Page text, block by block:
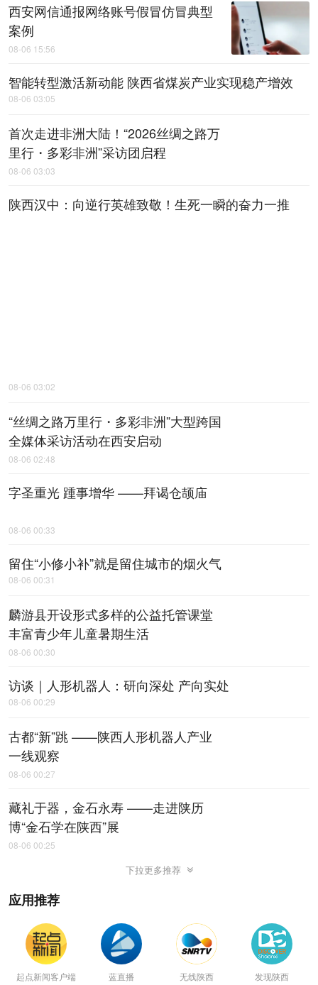
西安网信通报网络账号假冒仿冒典型
案例
08-06 15:56
智能转型激活新动能 陕西省煤炭产业实现稳产增效
08-06 03:05
首次走进非洲大陆！“2026丝绸之路万
里行・多彩非洲”采访团启程
08-06 03:03
陕西汉中：向逆行英雄致敬！生死一瞬的奋力一推
08-06 03:02
“丝绸之路万里行・多彩非洲”大型跨国
全媒体采访活动在西安启动
08-06 02:48
字圣重光 踵事增华 ——拜谒仓颉庙
08-06 00:33
留住“小修小补”就是留住城市的烟火气
08-06 00:31
麟游县开设形式多样的公益托管课堂
丰富青少年儿童暑期生活
08-06 00:30
访谈｜人形机器人：研向深处 产向实处
08-06 00:29
古都“新”跳 ——陕西人形机器人产业
一线观察
08-06 00:27
藏礼于器，金石永寿 ——走进陕历
博“金石学在陕西”展
08-06 00:25
下拉更多推荐
应用推荐
起点新闻客户端 蓝直播 无线陕西 发现陕西